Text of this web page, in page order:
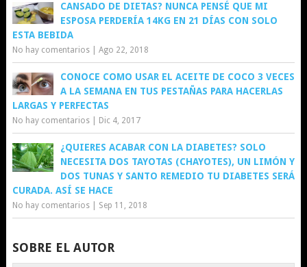
CANSADO DE DIETAS? NUNCA PENSÉ QUE MI
ESPOSA PERDERÍA 14KG EN 21 DÍAS CON SOLO
ESTA BEBIDA
No hay comentarios| Ago 22, 2018
CONOCE COMO USAR EL ACEITE DE COCO 3 VECES
A LA SEMANA EN TUS PESTAÑAS PARA HACERLAS
LARGAS Y PERFECTAS
No hay comentarios| Dic 4, 2017
¿QUIERES ACABAR CON LA DIABETES? SOLO
NECESITA DOS TAYOTAS (CHAYOTES), UN LIMÓN Y
DOS TUNAS Y SANTO REMEDIO TU DIABETES SERÁ
CURADA. ASÍ SE HACE
No hay comentarios| Sep 11, 2018
SOBRE EL AUTOR